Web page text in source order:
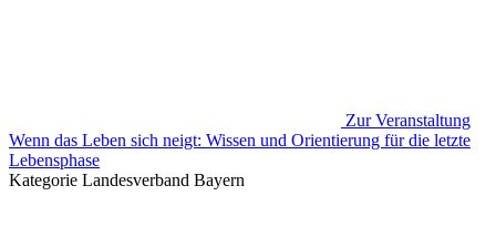
Zur Veranstaltung
Wenn das Leben sich neigt: Wissen und Orientierung für die letzte
Lebensphase
Kategorie Landesverband Bayern